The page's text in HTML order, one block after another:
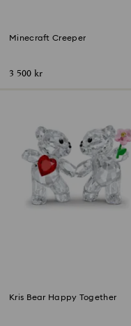
Minecraft Creeper
3 500 kr
Kris Bear Happy Together